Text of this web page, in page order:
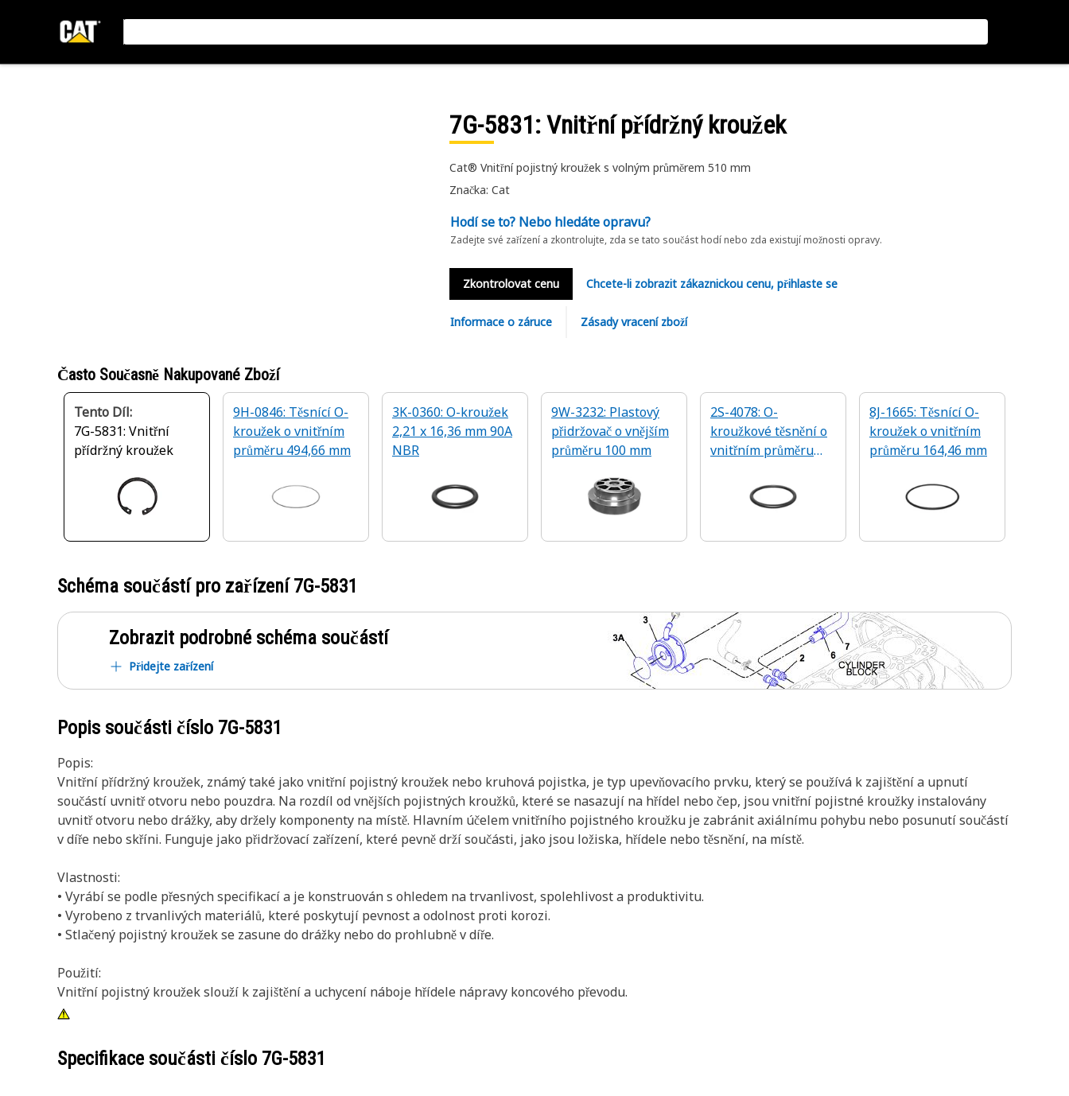
7G-5831: Vnitřní přídržný kroužek
Cat® Vnitřní pojistný kroužek s volným průměrem 510 mm
Značka: Cat
Hodí se to? Nebo hledáte opravu?
Zadejte své zařízení a zkontrolujte, zda se tato součást hodí nebo zda existují možnosti opravy.
Zkontrolovat cenu Chcete-li zobrazit zákaznickou cenu, přihlaste se
Informace o záruce Zásady vracení zboží
Často Současně Nakupované Zboží
Tento Díl:
7G-5831: Vnitřní
přídržný kroužek
9H-0846: Těsnící O-
kroužek o vnitřním
průměru 494,66 mm
3K-0360: O-kroužek
2,21 x 16,36 mm 90A
NBR
9W-3232: Plastový
přidržovač o vnějším
průměru 100 mm
2S-4078: O-
kroužkové těsnění o
vnitřním průměru
8J-1665: Těsnící O-
kroužek o vnitřním
průměru 164,46 mm
Schéma součástí pro zařízení7G-5831
Zobrazit podrobné schéma součástí
Přidejte zařízení
Popis součásti číslo 7G-5831
Popis:
Vnitřní přídržný kroužek, známý také jako vnitřní pojistný kroužek nebo kruhová pojistka, je typ upevňovacího prvku, který se používá k zajištění a upnutí
součástí uvnitř otvoru nebo pouzdra. Na rozdíl od vnějších pojistných kroužků, které se nasazují na hřídel nebo čep, jsou vnitřní pojistné kroužky instalovány
uvnitř otvoru nebo drážky, aby držely komponenty na místě. Hlavním účelem vnitřního pojistného kroužku je zabránit axiálnímu pohybu nebo posunutí součástí
v díře nebo skříni. Funguje jako přidržovací zařízení, které pevně drží součásti, jako jsou ložiska, hřídele nebo těsnění, na místě.
Vlastnosti:
• Vyrábí se podle přesných specifikací a je konstruován s ohledem na trvanlivost, spolehlivost a produktivitu.
• Vyrobeno z trvanlivých materiálů, které poskytují pevnost a odolnost proti korozi.
• Stlačený pojistný kroužek se zasune do drážky nebo do prohlubně v díře.
Použití:
Vnitřní pojistný kroužek slouží k zajištění a uchycení náboje hřídele nápravy koncového převodu.
Specifikace součásti číslo 7G-5831